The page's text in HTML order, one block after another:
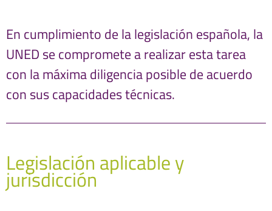
En cumplimiento de la legislación española, la
UNED se compromete a realizar esta tarea
con la máxima diligencia posible de acuerdo
con sus capacidades técnicas.
Legislación aplicable y
jurisdicción